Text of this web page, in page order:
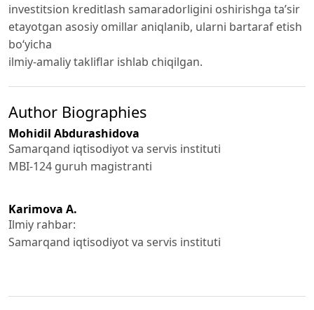
investitsion kreditlash samaradorligini oshirishga ta’sir
etayotgan asosiy omillar aniqlanib, ularni bartaraf etish
bo‘yicha
ilmiy-amaliy takliflar ishlab chiqilgan.
Author Biographies
Mohidil Abdurashidova
Samarqand iqtisodiyot va servis instituti
MBI-124 guruh magistranti
Karimova A.
Ilmiy rahbar:
Samarqand iqtisodiyot va servis instituti